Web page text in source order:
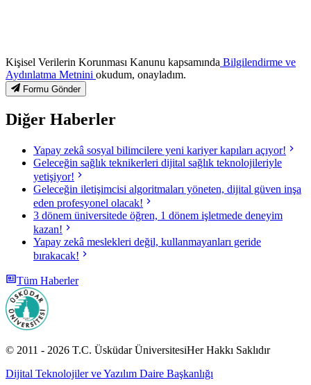
Kişisel Verilerin Korunması Kanunu kapsamında Bilgilendirme ve
Aydınlatma Metnini okudum, onayladım.
Formu Gönder
Diğer Haberler
Yapay zekâ sosyal bilimcilere yeni kariyer kapıları açıyor!
Geleceğin sağlık teknikerleri dijital sağlık teknolojileriyle
yetişiyor!
Geleceğin iletişimcisi algoritmaları yöneten, dijital güven inşa
eden profesyonel olacak!
3 dönem üniversitede öğren, 1 dönem işletmede deneyim
kazan!
Yapay zekâ meslekleri değil, kullanmayanları geride
bırakacak!
Tüm Haberler
© 2011 - 2026 T.C. Üsküdar ÜniversitesiHer Hakkı Saklıdır
Dijital Teknolojiler ve Yazılım Daire Başkanlığı